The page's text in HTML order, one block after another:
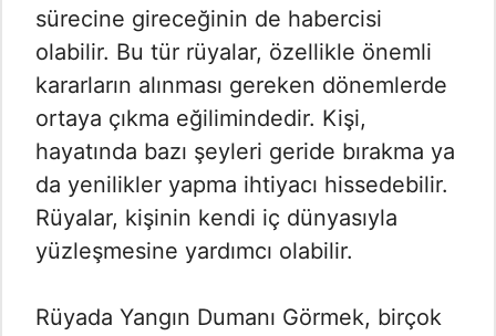
sürecine gireceğinin de habercisi
olabilir. Bu tür rüyalar, özellikle önemli
kararların alınması gereken dönemlerde
ortaya çıkma eğilimindedir. Kişi,
hayatında bazı şeyleri geride bırakma ya
da yenilikler yapma ihtiyacı hissedebilir.
Rüyalar, kişinin kendi iç dünyasıyla
yüzleşmesine yardımcı olabilir.
Rüyada Yangın Dumanı Görmek​, birçok